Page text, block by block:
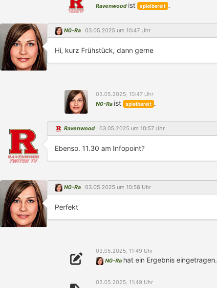
Ravenwood ist spielbereit .
N0-Ra 03.05.2025 um 10:47 Uhr
Hi, kurz Frühstück, dann gerne
03.05.2025, 10:47 Uhr
N0-Ra ist spielbereit .
Ravenwood 03.05.2025 um 10:57 Uhr
Ebenso. 11.30 am Infopoint?
N0-Ra 03.05.2025 um 10:58 Uhr
Perfekt
03.05.2025, 11:49 Uhr
N0-Ra hat ein Ergebnis eingetragen.
03.05.2025, 11:49 Uhr